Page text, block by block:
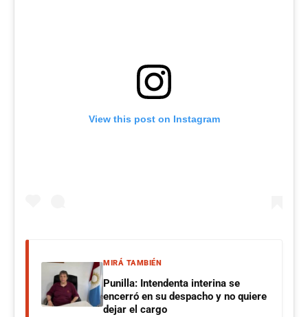
View this post on Instagram
MIRÁ TAMBIÉN
Punilla: Intendenta interina se
encerró en su despacho y no quiere
dejar el cargo